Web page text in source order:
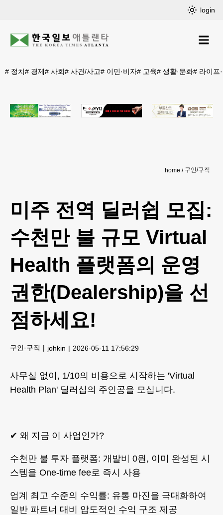
login
# 정치# 경제# 사회# 사건/사고# 이민·비자# 교육# 생활·문화# 라이프
home 구인/구직
미주 전역 딜러쉽 모집:
수천만 불 규모 Virtual
Health 플랫폼의 운영
권한(Dealership)을 선
점하세요!
구인·구직 johkin 2026-05-11 17:56:29
사무실 없이, 1/10의 비용으로 시작하는 'Virtual
Health Plan' 딜러십의 주인공을 모십니다.
✔ 왜 지금 이 사업인가?
수천만 불 투자 플랫폼: 개발비 0원, 이미 완성된 시
스템을 One-time fee로 즉시 사용
업계 최고 수준의 수익률: 유통 마진을 극대화하여
일반 파트너 대비 압도적인 수익 구조 제공